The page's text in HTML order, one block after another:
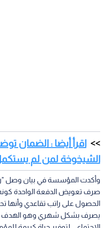
اقرأ أيضا : الضمان
الشيخوخة لمن لم
وأكدت المؤسسة في بيان وصل
صرف تعويض الدفعة الواحدة
الحصول على راتب تقاعدي وأنها
يصرف بشكل شهري وهو الهدف